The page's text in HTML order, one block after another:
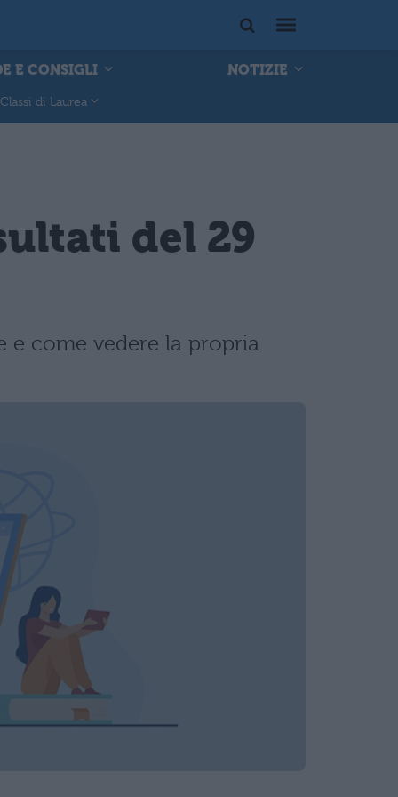
E CONSIGLI NOTIZIE
Classi di Laurea
del 29
e come vedere la propria